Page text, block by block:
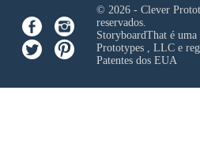
© 2026 - Clever
reservados.
StoryboardThat é uma
Prototypes , LLCe
Patentes dos EUA